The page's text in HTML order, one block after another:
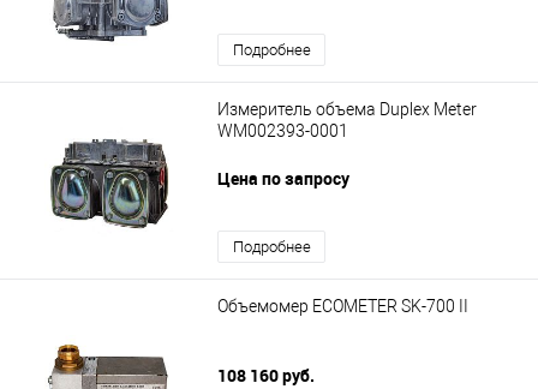
Подробнее
Измеритель объема Duplex Meter
WM002393-0001
Цена по запросу
Подробнее
Объемомер ECOMETER SK-700 II
108 160 руб.